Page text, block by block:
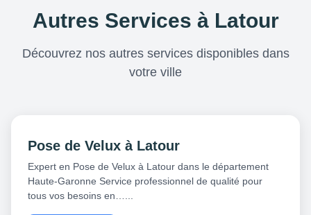
Autres Services à Latour
Découvrez nos autres services disponibles dans
votre ville
Pose de Velux à Latour
Expert en Pose de Velux à Latour dans le département
Haute-Garonne Service professionnel de qualité pour
tous vos besoins en…...